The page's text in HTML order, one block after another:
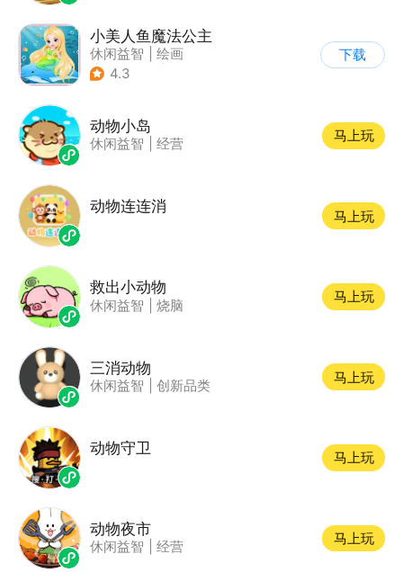
小美人鱼魔法公主
休闲益智
绘画
| 儿童游戏
4.3
下载
动物小岛
休闲益智 经营
马上玩
动物连连消
马上玩
救出小动物
休闲益智 烧脑
马上玩
三消动物
休闲益智 创新品类
马上玩
动物守卫
马上玩
动物夜市
休闲益智 经营
马上玩